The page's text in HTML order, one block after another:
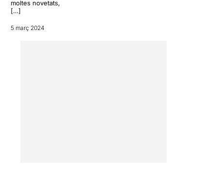
moltes novetats,
[…]
5 març 2024